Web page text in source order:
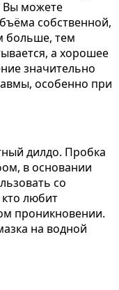
Вы можете
собственной,
больше, тем
а хорошее
значительно
особенно при
дилдо. Пробка
в основании
со
любит
проникновении.
на водной